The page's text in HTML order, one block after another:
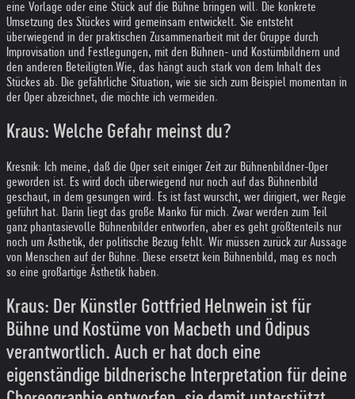
eine Vorlage oder eine Stück auf die Bühne bringen will. Die konkrete
Umsetzung des Stückes wird gemeinsam entwickelt. Sie entsteht
überwiegend in der praktischen Zusammenarbeit mit der Gruppe durch
Improvisation und Festlegungen, mit den Bühnen- und Kostümbildnern und
den anderen Beteiligten.Wie, das hängt auch stark von dem Inhalt des
Stückes ab. Die gefährliche Situation, wie sie sich zum Beispiel momentan in
der Oper abzeichnet, die möchte ich vermeiden.
Kraus: Welche Gefahr meinst du?
Kresnik: Ich meine, daß die Oper seit einiger Zeit zur Bühnenbildner-Oper
geworden ist. Es wird doch überwiegend nur noch auf das Bühnenbild
geschaut, in dem gesungen wird. Es ist fast wurscht, wer dirigiert, wer Regie
geführt hat. Darin liegt das große Manko für mich. Zwar werden zum Teil
ganz phantasievolle Bühnenbilder entworfen, aber es geht größtenteils nur
noch um Ästhetik, der politische Bezug fehlt. Wir müssen zurück zur Aussage
von Menschen auf der Bühne. Diese ersetzt kein Bühnenbild, mag es noch
so eine großartige Ästhetik haben.
Kraus: Der Künstler Gottfried Helnwein ist für
Bühne und Kostüme von Macbeth und Ödipus
verantwortlich. Auch er hat doch eine
eigenständige bildnerische Interpretation für deine